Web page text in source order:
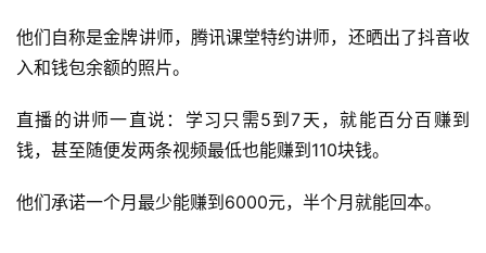
他们自称是金牌讲师，腾讯课堂特约讲师，还晒出了抖音收
入和钱包余额的照片。
直播的讲师一直说：学习只需5到7天，就能百分百赚到
钱，甚至随便发两条视频最低也能赚到110块钱。
他们承诺一个月最少能赚到6000元，半个月就能回本。